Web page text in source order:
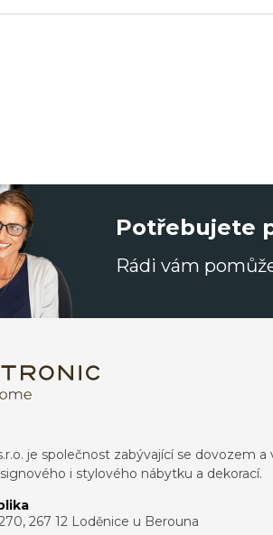
Potřebujete
Rádi vám
je společnost zabývající se dovozem
i stylového nábytku a dekorací.
267 12 Loděnice u Berouna